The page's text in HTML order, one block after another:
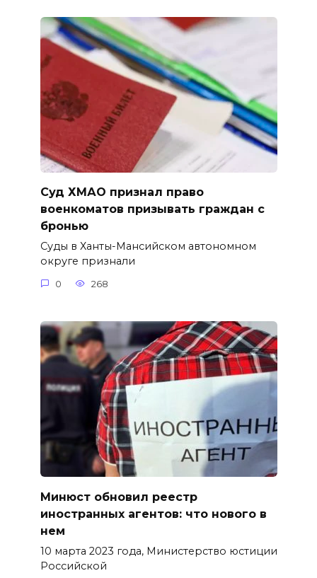
Суд ХМАО признал право
военкоматов призывать граждан с
бронью
Суды в Ханты-Мансийском автономном
округе признали
0 268
Минюст обновил реестр
иностранных агентов: что нового в
нем
10 марта 2023 года, Министерство юстиции
Российской